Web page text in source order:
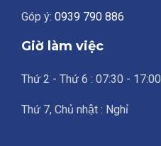
Góp ý: 0939 790 886
Giờ làm việc
Thứ 2 - Thứ 6 : 07:30 - 17:00
Thứ 7, Chủ nhật : Nghỉ